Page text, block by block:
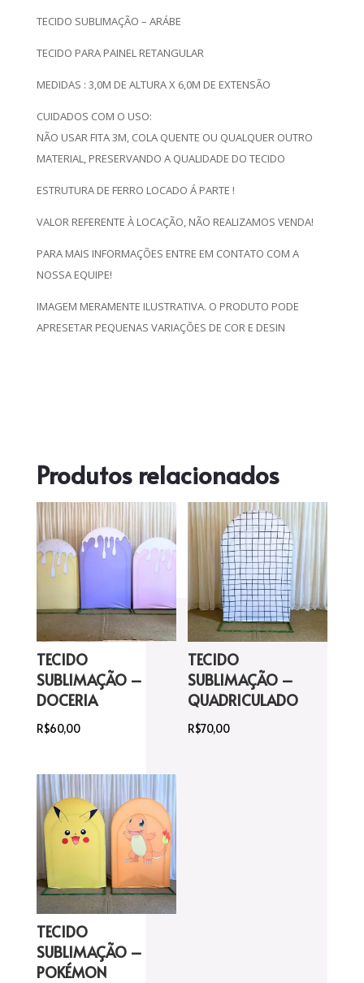
TECIDO SUBLIMAÇÃO – ARÁBE
TECIDO PARA PAINEL RETANGULAR
MEDIDAS : 3,0M DE ALTURA X 6,0M DE EXTENSÃO
CUIDADOS COM O USO:
NÃO USAR FITA 3M, COLA QUENTE OU QUALQUER OUTRO
MATERIAL, PRESERVANDO A QUALIDADE DO TECIDO
ESTRUTURA DE FERRO LOCADO Á PARTE !
VALOR REFERENTE À LOCAÇÃO, NÃO REALIZAMOS VENDA!
PARA MAIS INFORMAÇÕES ENTRE EM CONTATO COM A
NOSSA EQUIPE!
IMAGEM MERAMENTE ILUSTRATIVA. O PRODUTO PODE
APRESETAR PEQUENAS VARIAÇÕES DE COR E DESIN
Produtos relacionados
TECIDO
SUBLIMAÇÃO –
DOCERIA
R$60,00
TECIDO
SUBLIMAÇÃO –
QUADRICULADO
R$70,00
TECIDO
SUBLIMAÇÃO –
POKÉMON